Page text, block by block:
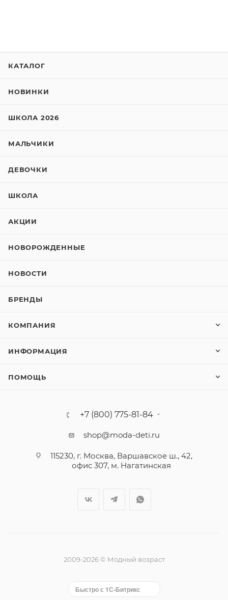
КАТАЛОГ
НОВИНКИ
ШКОЛА 2026
МАЛЬЧИКИ
ДЕВОЧКИ
ШКОЛА
АКЦИИ
НОВОРОЖДЕННЫЕ
НОВОСТИ
БРЕНДЫ
КОМПАНИЯ
ИНФОРМАЦИЯ
ПОМОЩЬ
+7 (800) 775-81-84
shop@moda-deti.ru
115230, г. Москва, Варшавское ш., 42,
офис 307, м. Нагатинская
2009-2026 © Модный возраст
Быстро с 1С-Битрикс